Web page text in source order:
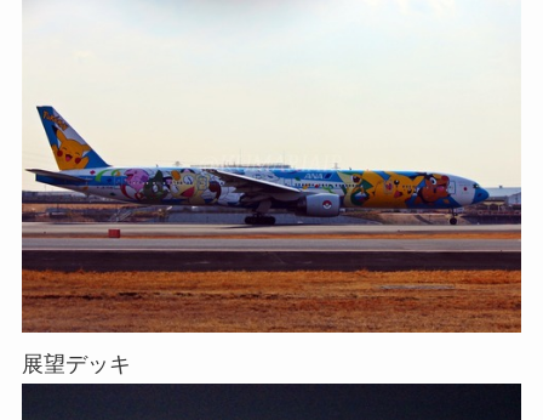
展望デッキ